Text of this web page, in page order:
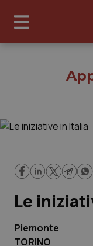
Cronache
Governo e
Regioni e Asl
Le
Piemonte
TORINO